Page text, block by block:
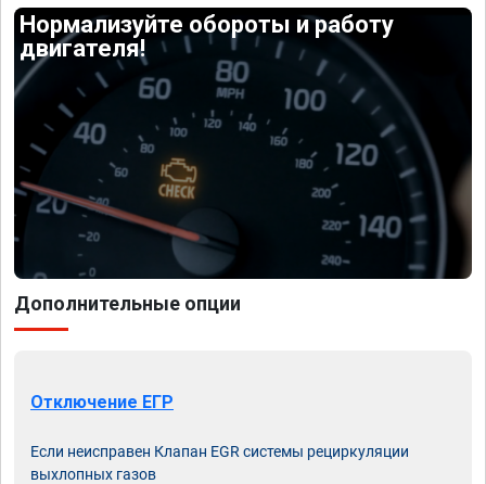
Нормализуйте обороты и работу
двигателя!
Дополнительные опции
Отключение ЕГР
Если неисправен Клапан EGR системы рециркуляции
выхлопных газов